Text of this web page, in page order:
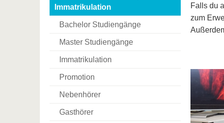
Immatrikulation
Bachelor Studiengänge
Master Studiengänge
Immatrikulation
Promotion
Nebenhörer
Gasthörer
Falls du
zum